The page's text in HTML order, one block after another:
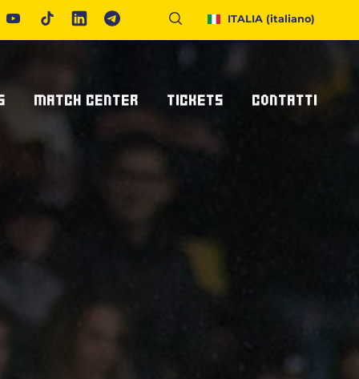
ITALIA (italiano)
MATCH CENTER
Calendario E Risultati
TICKETS CONTATTI
Alloggiare A Parma